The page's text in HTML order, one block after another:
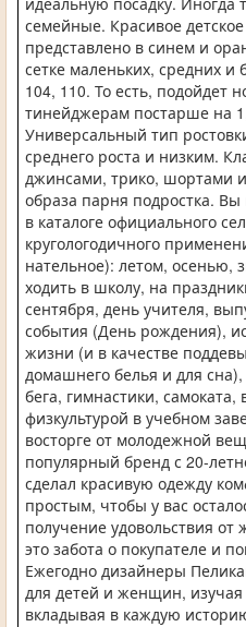
семейные. Красивое
представлено в синем и
сетке маленьких, средних
104, 110. То есть,
тинейджерам постарше на
Универсальный тип
среднего роста и низким.
джинсами, трико, шортами
образа парня подростка.
в каталоге официального
кругологодичного
нательное): летом, осенью,
ходить в школу, на
сентября, день учителя,
события (День рождения),
жизни (и в качестве
домашнего белья и для
бега, гимнастики, самоката,
физкультурой в учебном
восторге от молодежной
популярный бренд с 20-
сделал красивую одежду
простым, чтобы у вас
получение удовольствия
это забота о покупателе и
Ежегодно дизайнеры
для детей и женщин,
вкладывая в каждую